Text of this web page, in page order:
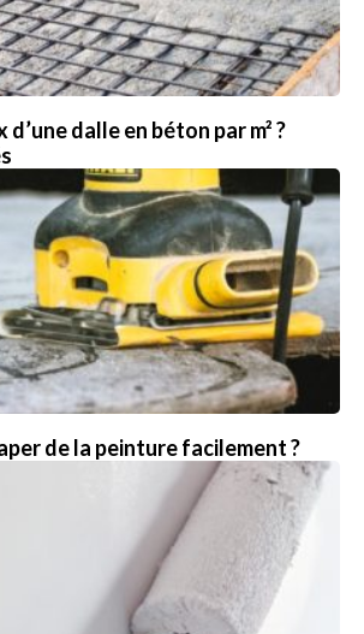
dalle en béton par m² ?
de la peinture facilement ?